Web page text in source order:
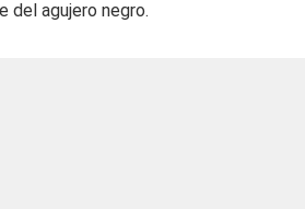
del agujero negro.